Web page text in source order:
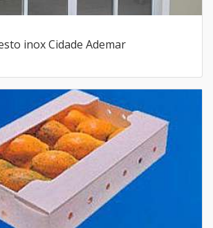
inox Cidade Ademar